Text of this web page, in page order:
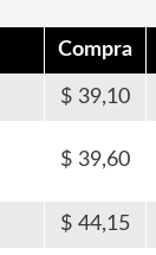
Compra
39,10
39,60
44,15